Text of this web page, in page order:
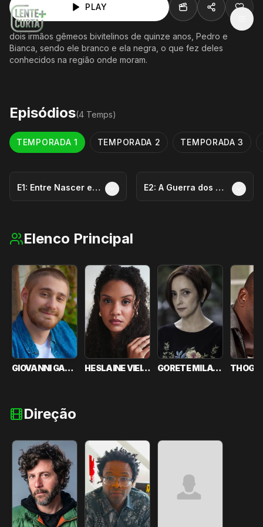
PLAY
dois irmãos gêmeos bivitelinos de quinze anos, Pedro e
Bianca, sendo ele branco e ela negra, o que fez deles
conhecidos na região onde moram.
Episódios(4 Temps)
TEMPORADA 1 TEMPORADA 2 TEMPORADA3
E1: Entre Nascer e Morrer, a Gente Cresce! E2: A Guerra dos Quartos
Elenco Principal
GIOVANNI GALLO HESLAINE VIEIRA GORETE MILAGRES
Direção